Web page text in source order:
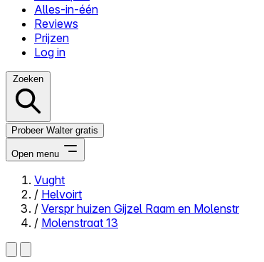
Alles-in-één
Reviews
Prijzen
Log in
Zoeken
Probeer Walter gratis
Open menu
Close menu
Vught
/ Helvoirt
/ Verspr huizen Gijzel Raam en Molenstr
/ Molenstraat 13